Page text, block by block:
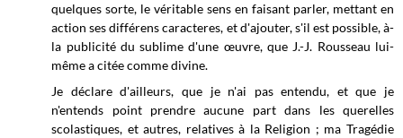
quelques sorte, le véritable sens en faisant parler, mettant en
action ses différens caracteres, et d'ajouter, s'il est possible, à-
la publicité du sublime d'une œuvre, que J.-J. Rousseau lui-
même a citée comme divine.
Je déclare d'ailleurs, que je n'ai pas entendu, et que je
n'entends point prendre aucune part dans les querelles
scolastiques, et autres, relatives à la Religion ; ma Tragédie